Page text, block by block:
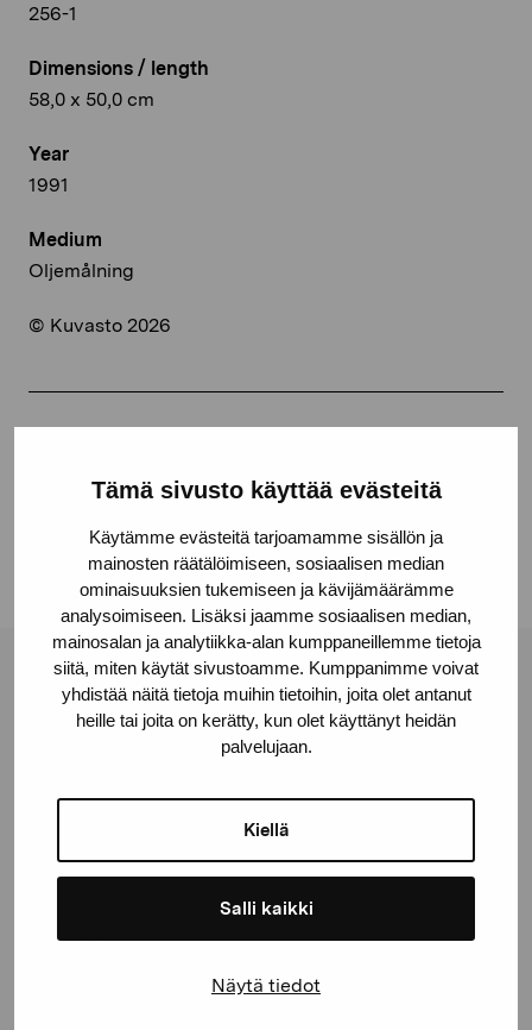
Tämä sivusto käyttää evästeitä
Käytämme evästeitä tarjoamamme sisällön ja
mainosten räätälöimiseen, sosiaalisen median
ominaisuuksien tukemiseen ja kävijämäärämme
analysoimiseen. Lisäksi jaamme sosiaalisen median,
mainosalan ja analytiikka-alan kumppaneillemme tietoja
siitä, miten käytät sivustoamme. Kumppanimme voivat
yhdistää näitä tietoja muihin tietoihin, joita olet antanut
heille tai joita on kerätty, kun olet käyttänyt heidän
palvelujaan.
Kiellä
Salli kaikki
Näytä tiedot
256-1
Dimensions / length
58,0 x 50,0 cm
Year
1991
Medium
Oljemålning
© Kuvasto 2026
Facebook
Linkedin
Pro Artibus Foundation
10600 Ekenäs
+358 (0)50 371 6339